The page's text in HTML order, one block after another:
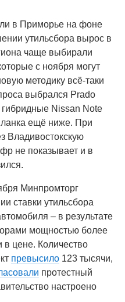
в Приморье на фоне
утильсбора вырос в
чаще выбирали
с ноября могут
методику всё-таки
выбрался Prado
Nissan Note
ещё ниже. При
Владивостокскую
не показывает и в
Минпромторг
ставки утильсбора
– в результате
мощностью более
в цене. Количество
превысило 123 тысячи,
протестный
настроено